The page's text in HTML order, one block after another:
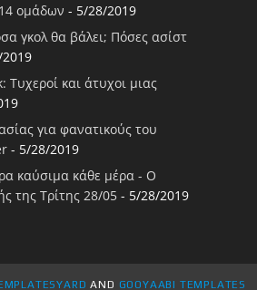
ομάδων - 5/28/2019
γκολ θα βάλει; Πόσες ασίστ
και άτυχοι μιας
για φανατικούς του
- 5/28/2019
καύσιμα κάθε μέρα - Ο
της Τρίτης 28/05 - 5/28/2019
AND GOOYAABI TEMPLATES